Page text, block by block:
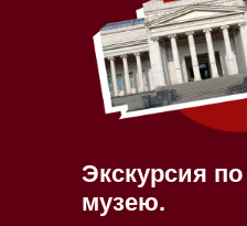
Экскурсия
музею.